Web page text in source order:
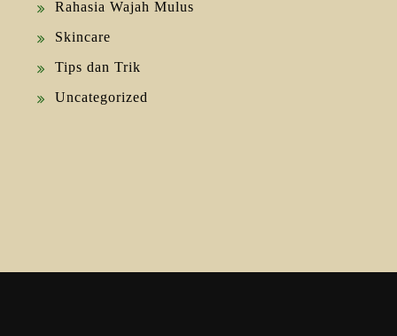
Rahasia Wajah Mulus
Skincare
Tips dan Trik
Uncategorized